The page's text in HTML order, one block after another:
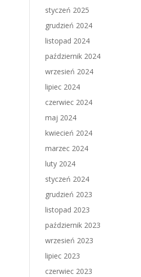
styczeń 2025
grudzień 2024
listopad 2024
październik 2024
wrzesień 2024
lipiec 2024
czerwiec 2024
maj 2024
kwiecień 2024
marzec 2024
luty 2024
styczeń 2024
grudzień 2023
listopad 2023
październik 2023
wrzesień 2023
lipiec 2023
czerwiec 2023